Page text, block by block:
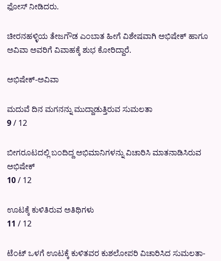
ಫೋಸ್ ನೀಡಿದರು.
ಚೀರನಹಳ್ಳಿಯ ತೇಜಗೌಡ ಎಂಬಾತ ಹೀಗೆ ವಿಶೇಷವಾಗಿ ಅಭಿಷೇಕ್ ಹಾಗೂ
ಅವಿವಾ ಅವರಿಗೆ ವಿವಾಹಕ್ಕೆ ಶುಭ ಕೋರಿದ್ದಾರೆ.
ಅಭಿಷೇಕ್-ಅವಿವಾ
ಮದುವೆ ದಿನ ಮಗನನ್ನು ಮುದ್ದಾಡುತ್ತಿರುವ ಸುಮಲತಾ
9/ 12
ಬೀಗರೂಟದಲ್ಲಿ ಬಂದಿದ್ದ ಅಭಿಮಾನಿಗಳನ್ನು ವಿಚಾರಿಸಿ ಮಾತನಾಡಿಸಿರುವ
ಅಭಿಷೇಕ್
10/ 12
ಊಟಕ್ಕೆ ಕುಳಿತಿರುವ ಅತಿಥಿಗಳು
11 / 12
ಟೆಂಟ್ ಒಳಗೆ ಊಟಕ್ಕೆ ಕುಳಿತವರ ಕುಶಲೋಪರಿ ವಿಚಾರಿಸಿದ ಸುಮಲತಾ-